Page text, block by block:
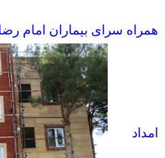
همراه سرای بیماران امام
امداد